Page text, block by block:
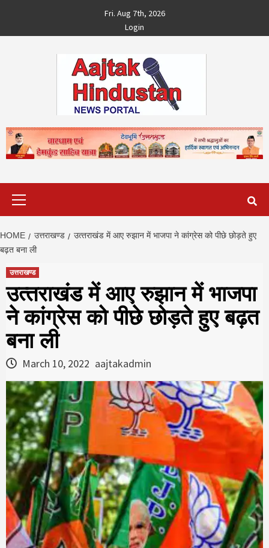
content
Fri. Aug 7th, 2026
Login
HOME उत्तराखण्ड
उत्‍तराखंड में आए रुझान में भाजपा ने कांग्रेस को पीछे छोड़ते हुए
बढ़त बना ली
उत्तराखण्ड
उत्‍तराखंड में आए रुझान में भाजपा
ने कांग्रेस को पीछे छोड़ते हुए बढ़त
बना ली
March 10, 2022 aajtakadmin